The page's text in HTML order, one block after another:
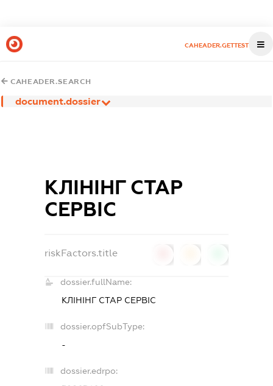
CAHEADER.GETTEST
CAHEADER.SEARCH
document.dossier
КЛІНІНГ СТАР
СЕРВІС
riskFactors.title
dossier.fullName:
КЛІНІНГ СТАР СЕРВІС
dossier.opfSubType:
-
dossier.edrpo: